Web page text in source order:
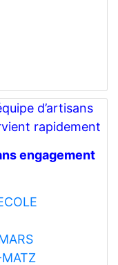
d’artisans
rapidement
engagement